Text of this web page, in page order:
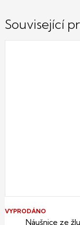
Související
Náušnice ze
VYPRODÁNO